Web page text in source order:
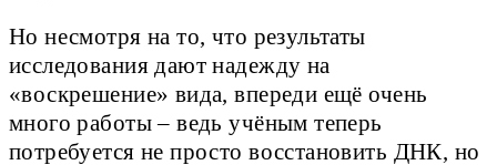
Но несмотря на то, что результаты
исследования дают надежду на
«воскрешение» вида, впереди ещё очень
много работы – ведь учёным теперь
потребуется не просто восстановить ДНК, но